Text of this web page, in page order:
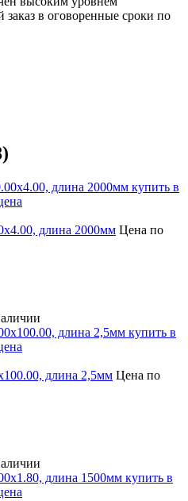
в оговоренные сроки по
длина 2000мм Цена по
длина 2,5мм Цена по